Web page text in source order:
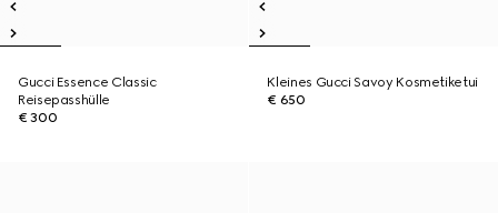
Gucci Essence Classic
Reisepasshülle
€ 300
Kleines Gucci Savoy Kosmetiketui
€ 650